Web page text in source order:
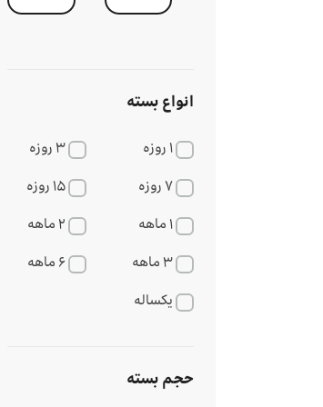
انواع بسته
۱ روزه
۳ روزه
۷ روزه
۱۵ روزه
۱ ماهه
۲ ماهه
۳ ماهه
۶ ماهه
یکساله
حجم بسته